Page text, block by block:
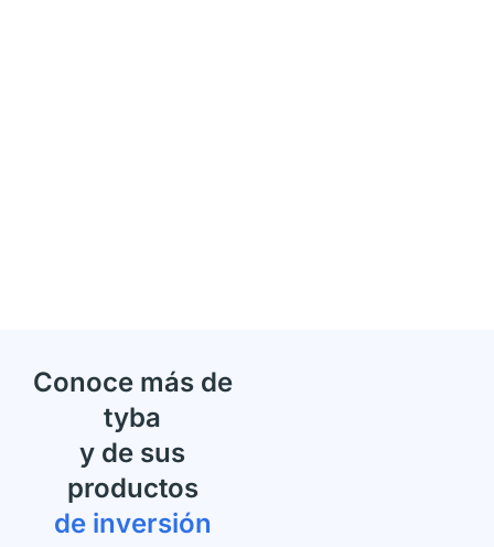
Conoce más de
tyba
y de sus
productos
de inversión